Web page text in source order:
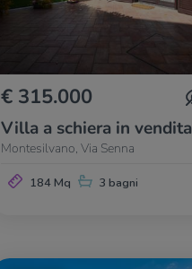
€ 315.000
Villa a schiera in vendita
Montesilvano, Via Senna
184 Mq 3 bagni